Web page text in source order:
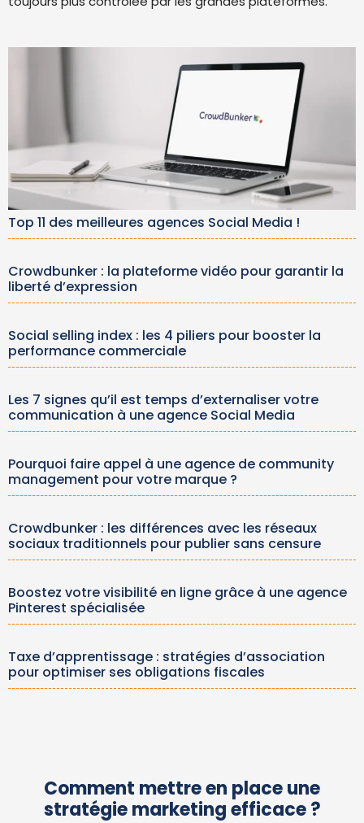
Top 11 des meilleures agences Social Media !
Crowdbunker : la plateforme vidéo pour garantir la
liberté d’expression
Social selling index : les 4 piliers pour booster la
performance commerciale
Les 7 signes qu’il est temps d’externaliser votre
communication à une agence Social Media
Pourquoi faire appel à une agence de community
management pour votre marque ?
Crowdbunker : les différences avec les réseaux
sociaux traditionnels pour publier sans censure
Boostez votre visibilité en ligne grâce à une agence
Pinterest spécialisée
Taxe d’apprentissage : stratégies d’association
pour optimiser ses obligations fiscales
Comment mettre en place une
stratégie marketing efficace ?